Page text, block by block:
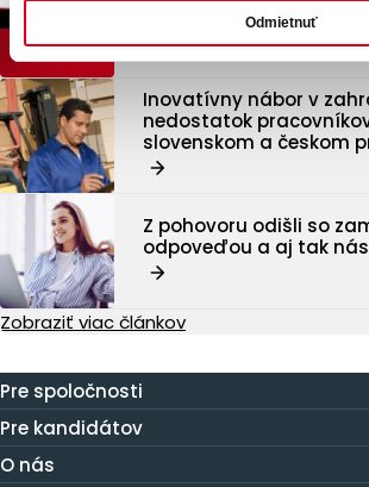
Odmietnuť
Inovatívny nábor v
nedostatok
slovenskom a českom
Z pohovoru odišli so
odpoveďou a aj tak
Zobraziť viac článkov
Pre spoločnosti
Pre kandidátov
O nás